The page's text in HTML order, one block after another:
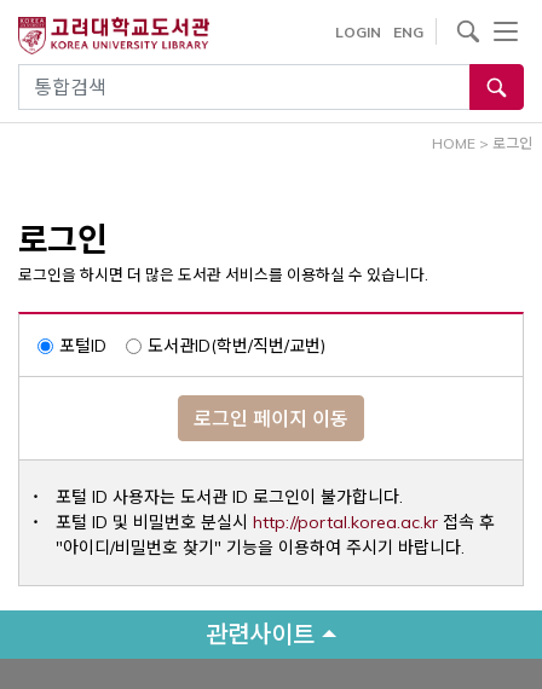
건
통합검색
LOGIN ENG
사이트내 검색
HOME > 로그인
로그인
로그인을 하시면 더 많은 도서관 서비스를 이용하실 수 있습니다.
포털ID 도서관ID(학번/직번/교번)
로그인 페이지 이동
포털 ID 사용자는 도서관 ID 로그인이 불가합니다.
포털 ID 및 비밀번호 분실시 http://portal.korea.ac.krOpens a
접속 후
"아이디/비밀번호 찾기" 기능을 이용하여 주시기 바랍니다.
관련사이트